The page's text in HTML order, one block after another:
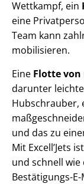
Wettkampf, ein
eine
Team kann
mobilisieren.
Eine Flotte von
darunter
Hubschrauber,
und das zu
Mit Excell’Jets
und schnell
Bestätigungs-E-